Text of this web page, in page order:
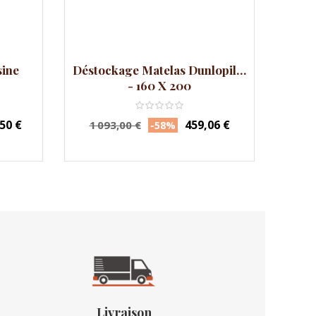
€
Déstockage Matelas Dunlopillo
- 160 X 200
Prix
1 093,00 € -58% Prix
459,06 €